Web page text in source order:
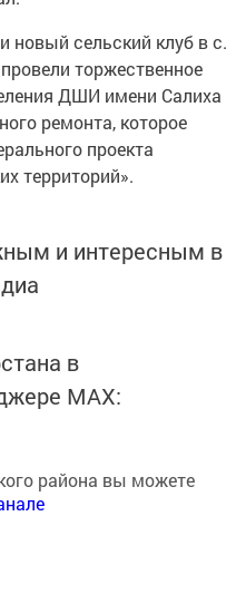
новый сельский клуб в с.
торжественное
ДШИ имени Салиха
ремонта, которое
проекта
территорий».
и интересным в
в
MАХ:
района вы можете